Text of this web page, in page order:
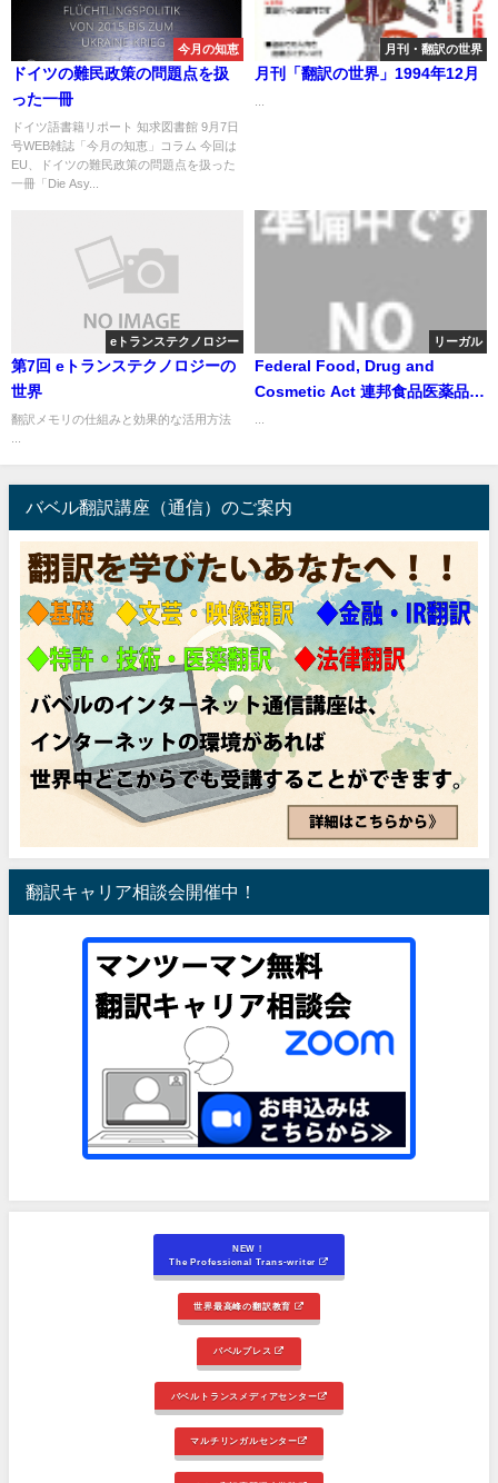
今月の知恵
ドイツの難民政策の問題点を扱
った一冊
ドイツ語書籍リポート 知求図書館 9月7日
号WEB雑誌「今月の知恵」コラム 今回は
EU、ドイツの難民政策の問題点を扱った
一冊「Die Asy...
月刊・翻訳の世界
月刊「翻訳の世界」1994年12月
eトランステクノロジー
第7回 eトランステクノロジーの
世界
翻訳メモリの仕組みと効果的な活用方法
リーガル
Federal Food, Drug and
Cosmetic Act 連邦食品医薬品化
バベル翻訳講座（通信）のご案内
翻訳キャリア相談会開催中！
NEW！
The Professional Trans-writer
世界最高峰の翻訳教育
バベルプレス
バベルトランスメディアセンター
マルチリンガルセンター